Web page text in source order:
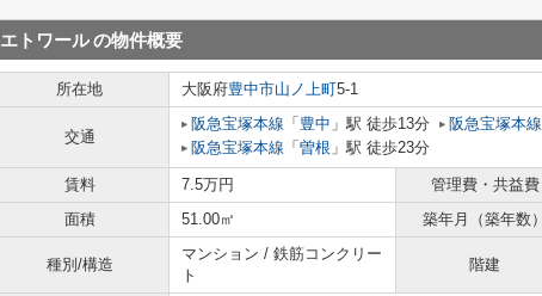
エトワールの物件概要
所在地 大阪府豊中市山ノ上町5-1
交通
阪急宝塚本線 「 豊中 」駅 徒歩13分 阪急宝塚本線
阪急宝塚本線 「 曽根 」駅 徒歩23分
賃料 7.5万円 管理費・共益費
面積
51.00㎡ 築年月（築年数）
種別/構造
マンション / 鉄筋コンクリー
ト
階建